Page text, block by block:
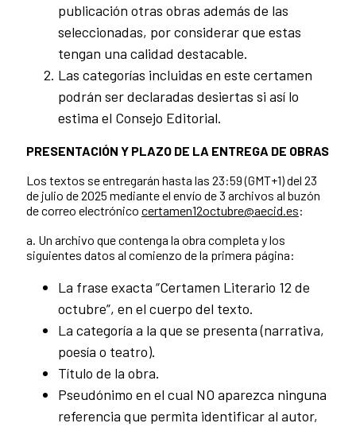
publicación otras obras además de las
seleccionadas, por considerar que estas
tengan una calidad destacable.
Las categorías incluidas en este certamen
podrán ser declaradas desiertas si así lo
estima el Consejo Editorial.
PRESENTACIÓN Y PLAZO DE LA ENTREGA DE OBRAS
Los textos se entregarán hasta las 23:59 (GMT+1) del 23
de julio de 2025 mediante el envío de 3 archivos al buzón
de correo electrónico certamen12octubre@aecid.es:
a. Un archivo que contenga la obra completa y los
siguientes datos al comienzo de la primera página:
La frase exacta “Certamen Literario 12 de
octubre”, en el cuerpo del texto.
La categoría a la que se presenta (narrativa,
poesía o teatro).
Título de la obra.
Pseudónimo en el cual NO aparezca ninguna
referencia que permita identificar al autor,